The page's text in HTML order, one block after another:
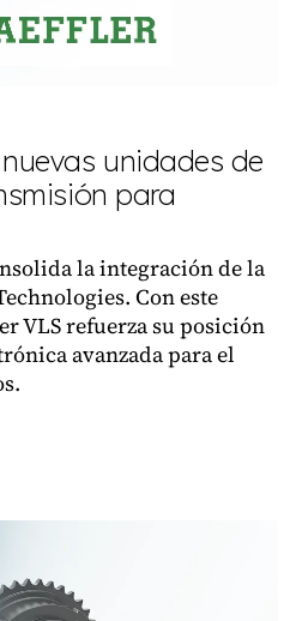
unidades de
para
la integración de la
Con este
VLS refuerza su posición
avanzada para el